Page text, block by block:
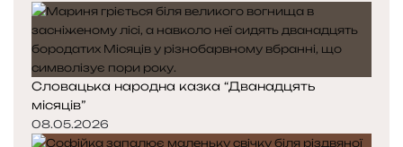
Словацька народна казка “Дванадцять
місяців”
08.05.2026